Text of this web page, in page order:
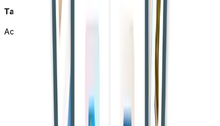
Take CourtBook Everywhere
Access your account on the go with our mobile app.